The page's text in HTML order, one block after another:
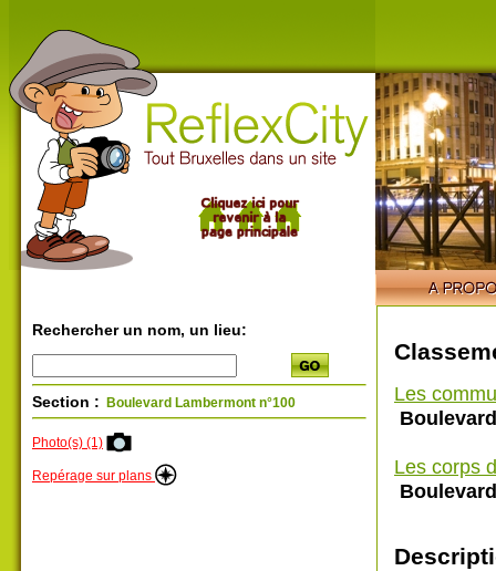
Rechercher un nom, un lieu:
Section : Boulevard Lambermont n°100
Photo(s) (1)
Repérage sur plans
Les
Les corps